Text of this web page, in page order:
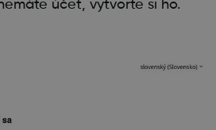
účet, vytvorte si ho.